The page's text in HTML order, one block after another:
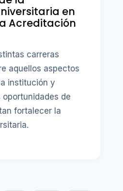
en
Acreditación
carreras
aquellos aspectos
institución y
de
fortalecer la